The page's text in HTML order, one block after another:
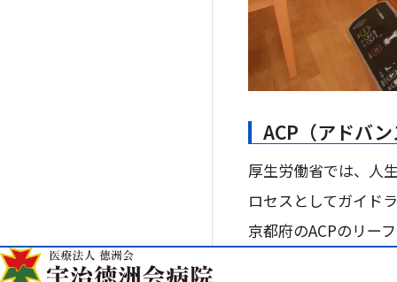
ACP（アドバ
厚生労働省では、人
ロセスとしてガイド
京都府のACPのリー